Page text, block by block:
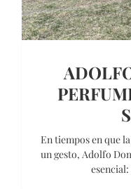
En tiempos en que
un gesto, Adolfo